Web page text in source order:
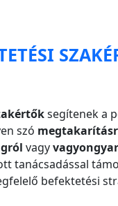
segítenek a
szó
vagy
tanácsadással
befektetési